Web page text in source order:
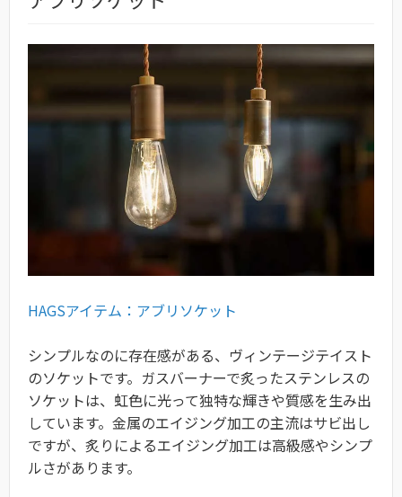
HAGSアイテム：アブリソケット
シンプルなのに存在感がある、ヴィンテージテイスト
のソケットです。ガスバーナーで炙ったステンレスの
ソケットは、虹色に光って独特な輝きや質感を生み出
しています。金属のエイジング加工の主流はサビ出し
ですが、炙りによるエイジング加工は高級感やシンプ
ルさがあります。